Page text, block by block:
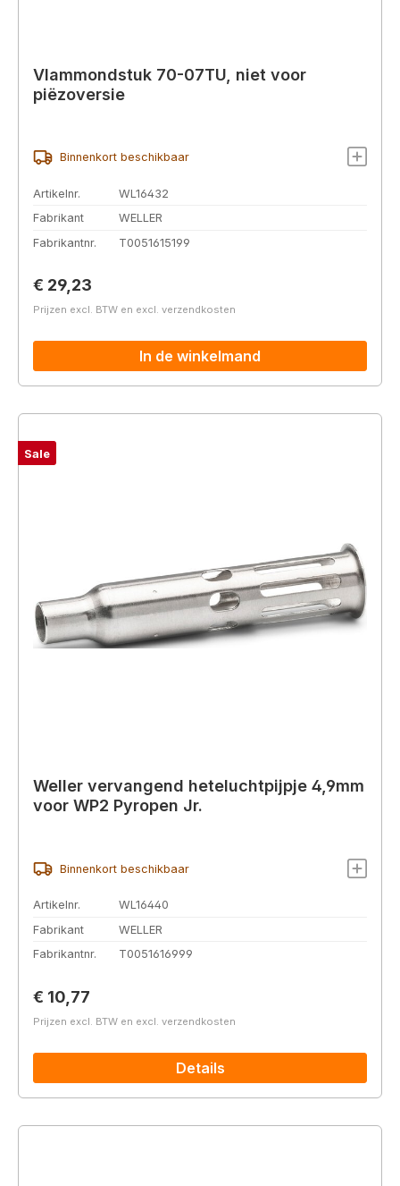
Vlammondstuk 70-07TU, niet voor
piëzoversie
Binnenkort beschikbaar
Artikelnr.
WL16432
Fabrikant
WELLER
Fabrikantnr.
T0051615199
Normale prijs:
€ 29,23
Prijzen excl. BTW en excl. verzendkosten
In de winkelmand
Sale
Weller vervangend heteluchtpijpje 4,9mm
voor WP2 Pyropen Jr.
Binnenkort beschikbaar
Artikelnr.
WL16440
Fabrikant
WELLER
Fabrikantnr.
T0051616999
Normale prijs:
€ 10,77
Prijzen excl. BTW en excl. verzendkosten
Details